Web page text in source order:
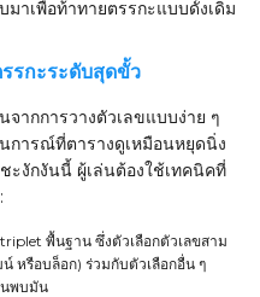
าเพื่อท้าทายตรรกะแบบดั้งเดิม
รกะระดับสุดขั้ว
ากการวางตัวเลขแบบง่าย ๆ
ารณ์ที่ตารางดูเหมือนหยุดนิ่ง
ะงักงันนี้ ผู้เล่นต้องใช้เทคนิคที่
พื้นฐาน ซึ่งตัวเลือกตัวเลขสาม
หรือบล็อก) ร่วมกับตัวเลือกอื่น ๆ
นพบมัน